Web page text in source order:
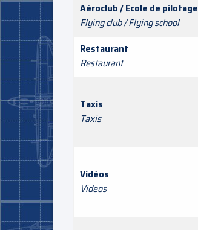
Aéroclub / Ecole de pilotage
Flying club / Flying school
Restaurant
Restaurant
Taxis
Taxis
Vidéos
Videos